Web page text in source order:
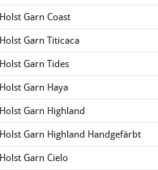
Holst Garn Coast
Holst Garn Titicaca
Holst Garn Tides
Holst Garn Haya
Holst Garn Highland
Holst Garn Highland Handgefärbt
Holst Garn Cielo